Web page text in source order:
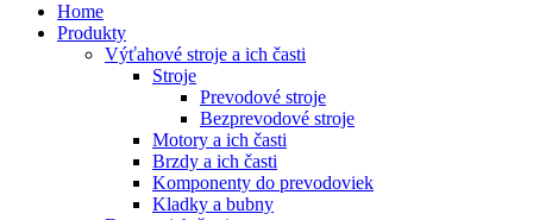
Home
Produkty
Výťahové stroje a ich časti
Stroje
Prevodové stroje
Bezprevodové stroje
Motory a ich časti
Brzdy a ich časti
Komponenty do prevodoviek
Kladky a bubny